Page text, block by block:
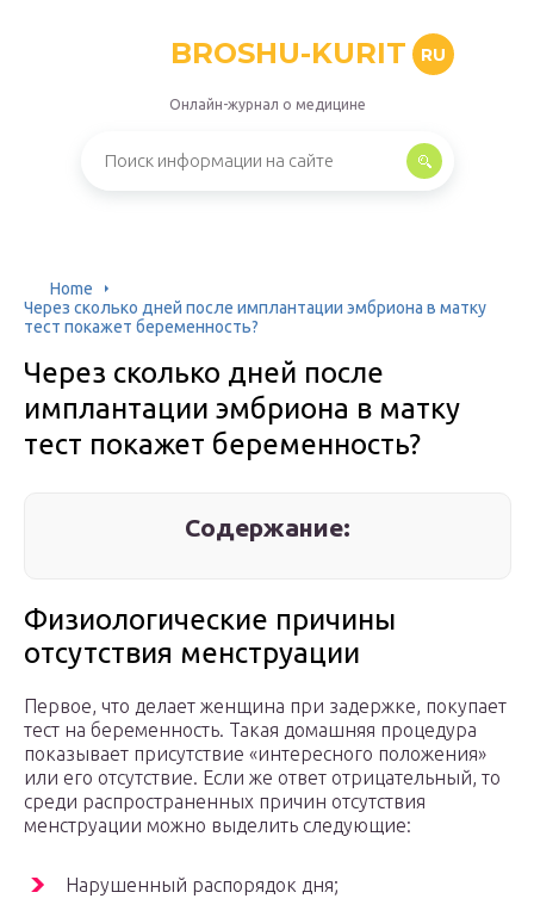
BROSHU-KURIT RU
Онлайн-журнал о медицине
Home
Через сколько дней после имплантации эмбриона в матку
тест покажет беременность?
Через сколько дней после
имплантации эмбриона в матку
тест покажет беременность?
Содержание:
Физиологические причины
отсутствия менструации
Первое, что делает женщина при задержке, покупает
тест на беременность. Такая домашняя процедура
показывает присутствие «интересного положения»
или его отсутствие. Если же ответ отрицательный, то
среди распространенных причин отсутствия
менструации можно выделить следующие:
Нарушенный распорядок дня;